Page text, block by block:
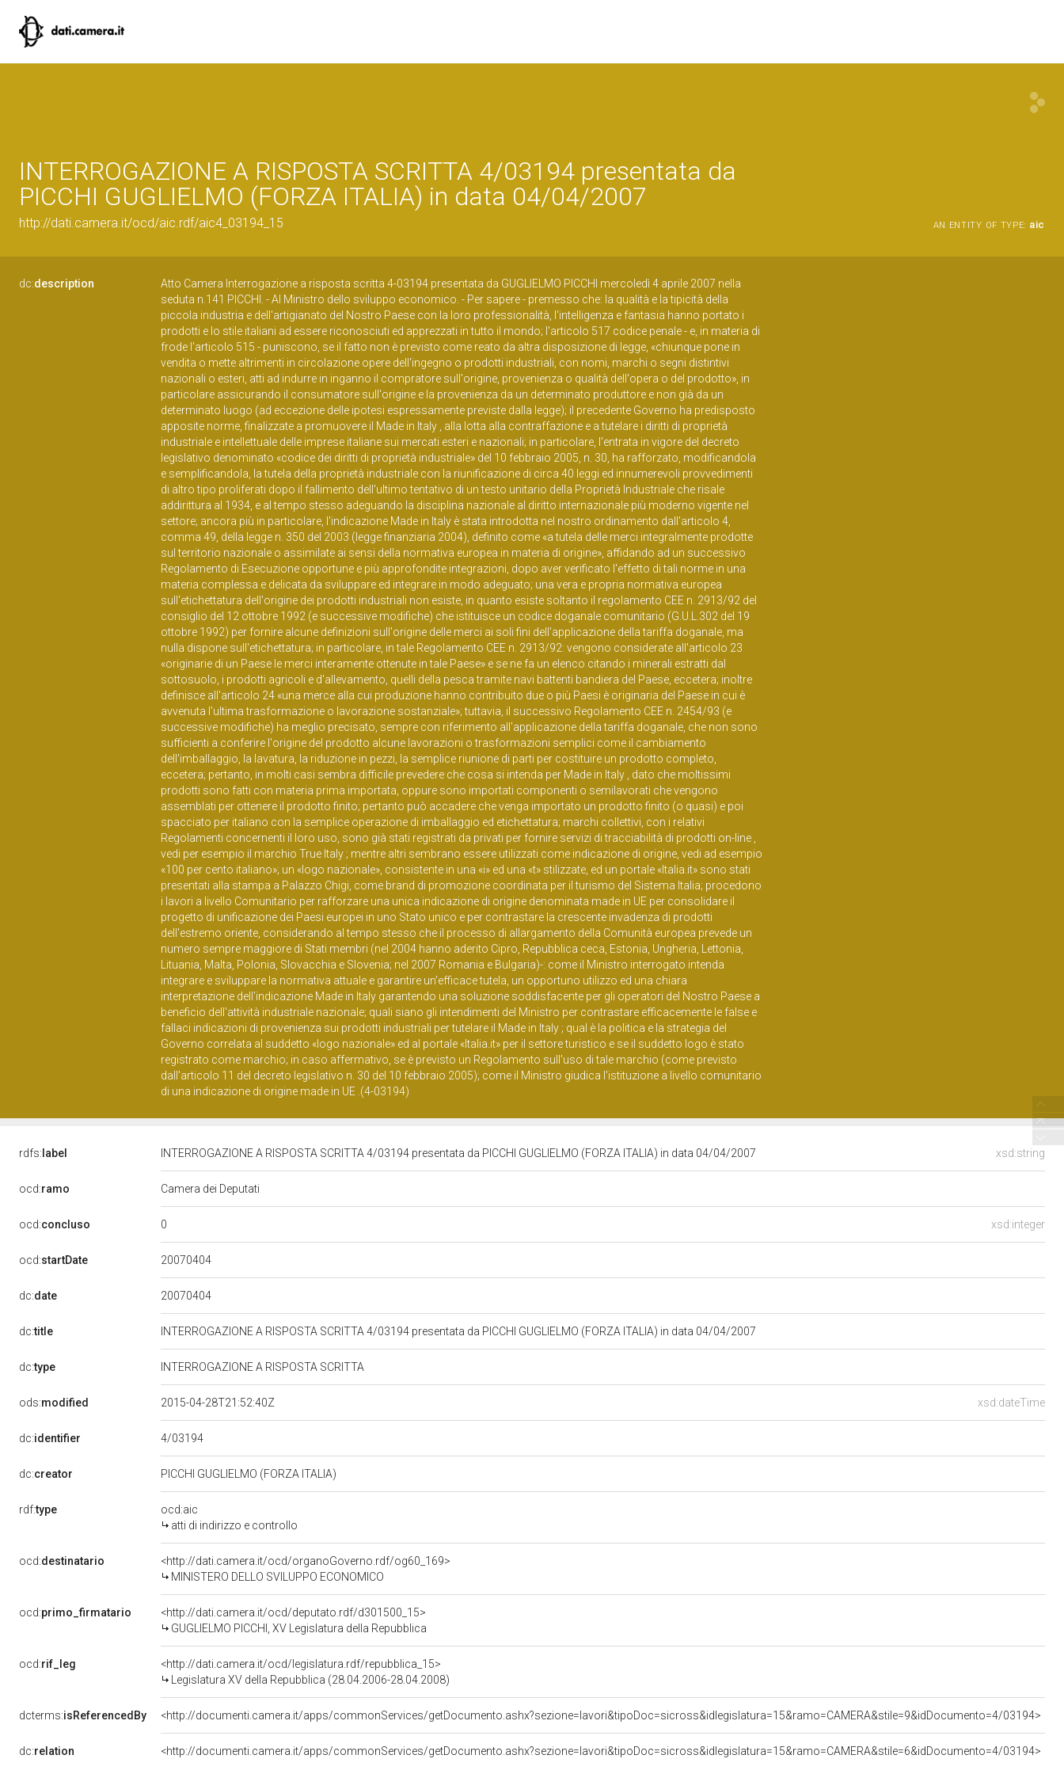
INTERROGAZIONE A RISPOSTA SCRITTA 4/03194 presentata da
PICCHI GUGLIELMO (FORZA ITALIA) in data 04/04/2007
http://dati.camera.it/ocd/aic.rdf/aic4_03194_15 AN ENTITY OF TYPE: aic
dc:description
Atto Camera Interrogazione a risposta scritta 4-03194 presentata da GUGLIELMO PICCHI mercoledì 4 aprile 2007 nella
seduta n.141 PICCHI. - Al Ministro dello sviluppo economico. - Per sapere - premesso che: la qualità e la tipicità della
piccola industria e dell'artigianato del Nostro Paese con la loro professionalità, l'intelligenza e fantasia hanno portato i
prodotti e lo stile italiani ad essere riconosciuti ed apprezzati in tutto il mondo; l'articolo 517 codice penale - e, in materia di
frode l'articolo 515 - puniscono, se il fatto non è previsto come reato da altra disposizione di legge, «chiunque pone in
vendita o mette altrimenti in circolazione opere dell'ingegno o prodotti industriali, con nomi, marchi o segni distintivi
nazionali o esteri, atti ad indurre in inganno il compratore sull'origine, provenienza o qualità dell'opera o del prodotto», in
particolare assicurando il consumatore sull'origine e la provenienza da un determinato produttore e non già da un
determinato luogo (ad eccezione delle ipotesi espressamente previste dalla legge); il precedente Governo ha predisposto
apposite norme, finalizzate a promuovere il Made in Italy , alla lotta alla contraffazione e a tutelare i diritti di proprietà
industriale e intellettuale delle imprese italiane sui mercati esteri e nazionali; in particolare, l'entrata in vigore del decreto
legislativo denominato «codice dei diritti di proprietà industriale» del 10 febbraio 2005, n. 30, ha rafforzato, modificandola
e semplificandola, la tutela della proprietà industriale con la riunificazione di circa 40 leggi ed innumerevoli provvedimenti
di altro tipo proliferati dopo il fallimento dell'ultimo tentativo di un testo unitario della Proprietà Industriale che risale
addirittura al 1934, e al tempo stesso adeguando la disciplina nazionale al diritto internazionale più moderno vigente nel
settore; ancora più in particolare, l'indicazione Made in Italy è stata introdotta nel nostro ordinamento dall'articolo 4,
comma 49, della legge n. 350 del 2003 (legge finanziaria 2004), definito come «a tutela delle merci integralmente prodotte
sul territorio nazionale o assimilate ai sensi della normativa europea in materia di origine», affidando ad un successivo
Regolamento di Esecuzione opportune e più approfondite integrazioni, dopo aver verificato l'effetto di tali norme in una
materia complessa e delicata da sviluppare ed integrare in modo adeguato; una vera e propria normativa europea
sull'etichettatura dell'origine dei prodotti industriali non esiste, in quanto esiste soltanto il regolamento CEE n. 2913/92 del
consiglio del 12 ottobre 1992 (e successive modifiche) che istituisce un codice doganale comunitario (G.U.L.302 del 19
ottobre 1992) per fornire alcune definizioni sull'origine delle merci ai soli fini dell'applicazione della tariffa doganale, ma
nulla dispone sull'etichettatura; in particolare, in tale Regolamento CEE n. 2913/92: vengono considerate all'articolo 23
«originarie di un Paese le merci interamente ottenute in tale Paese» e se ne fa un elenco citando i minerali estratti dal
sottosuolo, i prodotti agricoli e d'allevamento, quelli della pesca tramite navi battenti bandiera del Paese, eccetera; inoltre
definisce all'articolo 24 «una merce alla cui produzione hanno contribuito due o più Paesi è originaria del Paese in cui è
avvenuta l'ultima trasformazione o lavorazione sostanziale»; tuttavia, il successivo Regolamento CEE n. 2454/93 (e
successive modifiche) ha meglio precisato, sempre con riferimento all'applicazione della tariffa doganale, che non sono
sufficienti a conferire l'origine del prodotto alcune lavorazioni o trasformazioni semplici come il cambiamento
dell'imballaggio, la lavatura, la riduzione in pezzi, la semplice riunione di parti per costituire un prodotto completo,
eccetera; pertanto, in molti casi sembra difficile prevedere che cosa si intenda per Made in Italy , dato che moltissimi
prodotti sono fatti con materia prima importata, oppure sono importati componenti o semilavorati che vengono
assemblati per ottenere il prodotto finito; pertanto può accadere che venga importato un prodotto finito (o quasi) e poi
spacciato per italiano con la semplice operazione di imballaggio ed etichettatura; marchi collettivi, con i relativi
Regolamenti concernenti il loro uso, sono già stati registrati da privati per fornire servizi di tracciabilità di prodotti on-line ,
vedi per esempio il marchio True Italy ; mentre altri sembrano essere utilizzati come indicazione di origine, vedi ad esempio
«100 per cento italiano»; un «logo nazionale», consistente in una «i» ed una «t» stilizzate, ed un portale «Italia.it» sono stati
presentati alla stampa a Palazzo Chigi, come brand di promozione coordinata per il turismo del Sistema Italia; procedono
i lavori a livello Comunitario per rafforzare una unica indicazione di origine denominata made in UE per consolidare il
progetto di unificazione dei Paesi europei in uno Stato unico e per contrastare la crescente invadenza di prodotti
dell'estremo oriente, considerando al tempo stesso che il processo di allargamento della Comunità europea prevede un
numero sempre maggiore di Stati membri (nel 2004 hanno aderito Cipro, Repubblica ceca, Estonia, Ungheria, Lettonia,
Lituania, Malta, Polonia, Slovacchia e Slovenia; nel 2007 Romania e Bulgaria)-: come il Ministro interrogato intenda
integrare e sviluppare la normativa attuale e garantire un'efficace tutela, un opportuno utilizzo ed una chiara
interpretazione dell'indicazione Made in Italy garantendo una soluzione soddisfacente per gli operatori del Nostro Paese a
beneficio dell'attività industriale nazionale; quali siano gli intendimenti del Ministro per contrastare efficacemente le false e
fallaci indicazioni di provenienza sui prodotti industriali per tutelare il Made in Italy ; qual è la politica e la strategia del
Governo correlata al suddetto «logo nazionale» ed al portale «Italia.it» per il settore turistico e se il suddetto logo è stato
registrato come marchio; in caso affermativo, se è previsto un Regolamento sull'uso di tale marchio (come previsto
dall'articolo 11 del decreto legislativo n. 30 del 10 febbraio 2005); come il Ministro giudica l'istituzione a livello comunitario
di una indicazione di origine made in UE .(4-03194)
rdfs: label xsd:string
INTERROGAZIONE A RISPOSTA SCRITTA 4/03194 presentata da PICCHI GUGLIELMO (FORZA ITALIA) in data 04/04/2007
ocd:ramo Camera dei Deputati
ocd:concluso xsd:integer
0
ocd:startDate 20070404
dc:date 20070404
dc:title INTERROGAZIONE A RISPOSTA SCRITTA 4/03194 presentata da PICCHI GUGLIELMO (FORZA ITALIA) in data 04/04/2007
dc:type INTERROGAZIONE A RISPOSTA SCRITTA
ods:modified xsd:dateTime
2015-04-28T21:52:40Z
dc:identifier 4/03194
dc:creator PICCHI GUGLIELMO (FORZA ITALIA)
rdf:type
ocd:aic
atti di indirizzo e controllo
ocd:destinatario
<http://dati.camera.it/ocd/organoGoverno.rdf/og60_169>
MINISTERO DELLO SVILUPPO ECONOMICO
ocd:primo_firmatario
<http://dati.camera.it/ocd/deputato.rdf/d301500_15>
GUGLIELMO PICCHI, XV Legislatura della Repubblica
ocd:rif_leg
<http://dati.camera.it/ocd/legislatura.rdf/repubblica_15>
Legislatura XV della Repubblica (28.04.2006-28.04.2008)
dcterms:isReferencedBy <http://documenti.camera.it/apps/commonServices/getDocumento.ashx?sezione=lavori&tipoDoc=sicross&idlegislatura=15&ramo=CAMERA&stile=9&idDocumento=4/03194>
dc:relation <http://documenti.camera.it/apps/commonServices/getDocumento.ashx?sezione=lavori&tipoDoc=sicross&idlegislatura=15&ramo=CAMERA&stile=6&idDocumento=4/03194>